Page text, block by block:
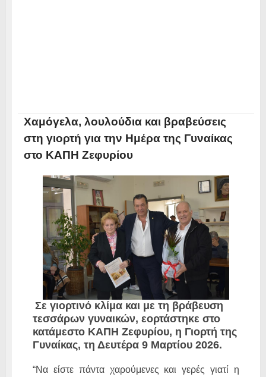
Χαμόγελα, λουλούδια και βραβεύσεις
στη γιορτή για την Ημέρα της Γυναίκας
στο ΚΑΠΗ Ζεφυρίου
Σε γιορτινό κλίμα και με τη βράβευση
τεσσάρων γυναικών, εορτάστηκε στο
κατάμεστο ΚΑΠΗ Ζεφυρίου, η Γιορτή της
Γυναίκας, τη Δευτέρα 9 Μαρτίου 2026.
“Να είστε πάντα χαρούμενες και γερές γιατί η